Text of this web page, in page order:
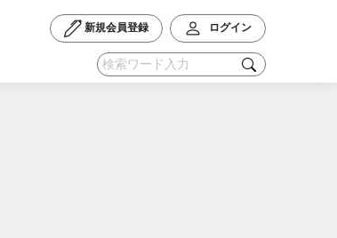
新規会員登録 ログイン